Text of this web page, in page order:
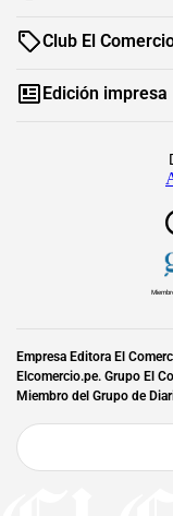
Club El
Edición impresa
Empresa Editora El
Elcomercio.pe. Grupo El
Miembro del Grupo de